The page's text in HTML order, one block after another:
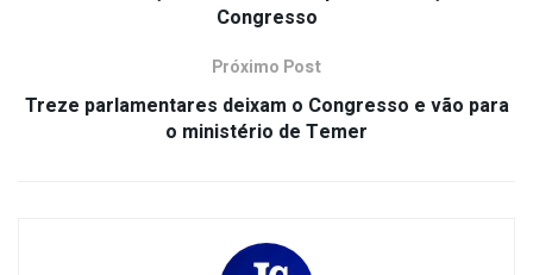
Congresso
Próximo Post
Treze parlamentares deixam o Congresso e vão para
o ministério de Temer